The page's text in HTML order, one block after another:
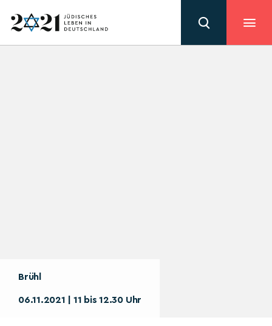
Brühl
06.11.2021 | 11 bis 12.30 Uhr